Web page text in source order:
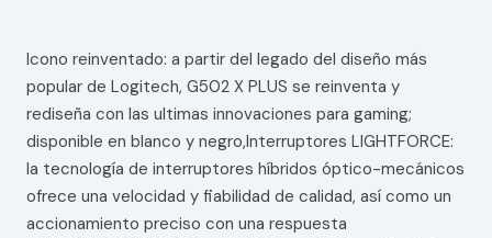
Icono reinventado: a partir del legado del diseño más
popular de Logitech, G502 X PLUS se reinventa y
rediseña con las ultimas innovaciones para gaming;
disponible en blanco y negro,Interruptores LIGHTFORCE:
la tecnología de interruptores híbridos óptico-mecánicos
ofrece una velocidad y fiabilidad de calidad, así como un
accionamiento preciso con una respuesta